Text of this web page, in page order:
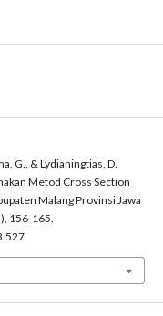
G., & Lydianingtias, D.
Metod Cross Section
Malang Provinsi Jawa
156-165.